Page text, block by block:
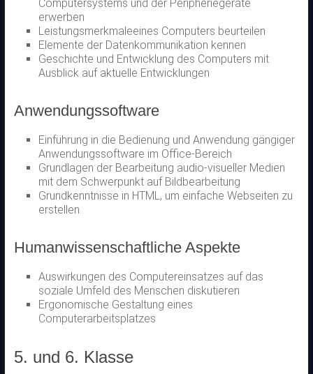
Computersystems und der Peripheriegeräte
erwerben
Leistungsmerkmaleeines Computers beurteilen
Elemente der Datenkommunikation kennen
Geschichte und Entwicklung des Computers mit
Ausblick auf aktuelle Entwicklungen
Anwendungssoftware
Einführung in die Bedienung und Anwendung gängiger
Anwendungssoftware im Office-Bereich
Grundlagen der Bearbeitung audio-visueller Medien
mit dem Schwerpunkt auf Bildbearbeitung
Grundkenntnisse in HTML, um einfache Webseiten zu
erstellen
Humanwissenschaftliche Aspekte
Auswirkungen des Computereinsatzes auf das
soziale Umfeld des Menschen diskutieren
Ergonomische Gestaltung eines
Computerarbeitsplatzes
5. und 6. Klasse